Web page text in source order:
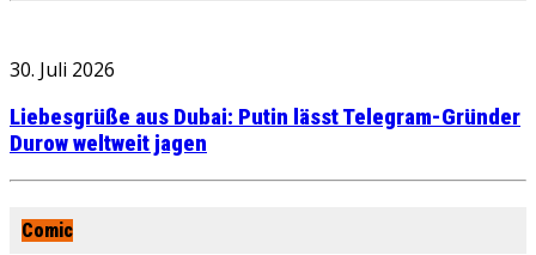
30. Juli 2026
Liebesgrüße aus Dubai: Putin lässt Telegram-Gründer
Durow weltweit jagen
Comic